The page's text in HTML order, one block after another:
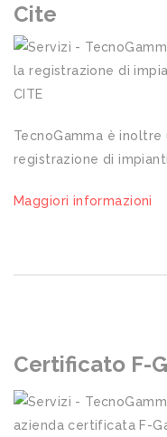
Cite
TecnoGamma è
registrazione di
Maggiori informazioni
Certificato F-